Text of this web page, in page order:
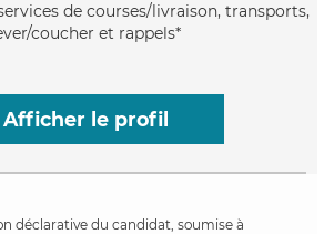
de courses/livraison, transports,
coucher et rappels*
Afficher le profil
déclarative du candidat, soumise à